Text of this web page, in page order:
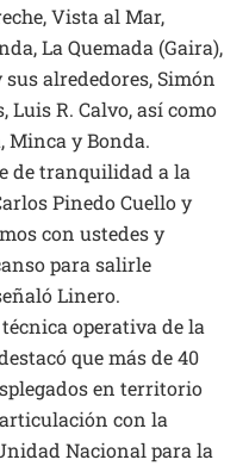
Vista al Mar,
La Quemada (Gaira),
alrededores, Simón
Luis R. Calvo, así como
Minca y Bonda.
de tranquilidad a la
Pinedo Cuello y
con ustedes y
para salirle
Linero.
operativa de la
que más de 40
en territorio
con la
Nacional para la